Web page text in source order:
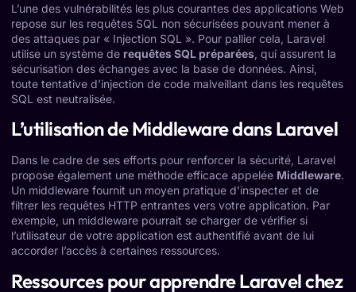
L’une des vulnérabilités les plus courantes des applications Web
repose sur les requêtes SQL non sécurisées pouvant mener à
des attaques par « Injection SQL ». Pour pallier cela, Laravel
utilise un système de requêtes SQL préparées, qui assurent la
sécurisation des échanges avec la base de données. Ainsi,
toute tentative d’injection de code malveillant dans les requêtes
SQL est neutralisée.
L’utilisation de Middleware dans Laravel
Dans le cadre de ses efforts pour renforcer la sécurité, Laravel
propose également une méthode efficace appelée Middleware.
Un middleware fournit un moyen pratique d’inspecter et de
filtrer les requêtes HTTP entrantes vers votre application. Par
exemple, un middleware pourrait se charger de vérifier si
l’utilisateur de votre application est authentifié avant de lui
accorder l’accès à certaines ressources.
Ressources pour apprendre Laravel chez